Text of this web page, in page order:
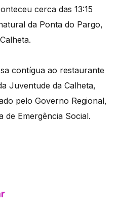
cerca das 13:15
da Ponta do Pargo,
contígua ao restaurante
Juventude da Calheta,
pelo Governo Regional,
de Emergência Social.